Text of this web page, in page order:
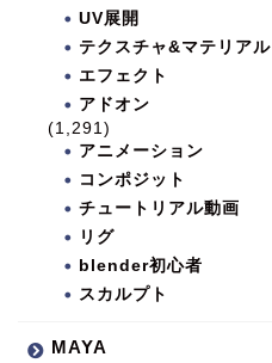
UV展開
テクスチャ&マテリアル
エフェクト
アドオン
(1,291)
アニメーション
コンポジット
チュートリアル動画
リグ
blender初心者
スカルプト
MAYA